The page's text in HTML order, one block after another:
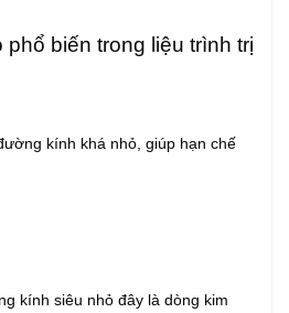
phổ biến trong liệu trình trị
kính khá nhỏ, giúp hạn chế
kính siêu nhỏ đây là dòng kim